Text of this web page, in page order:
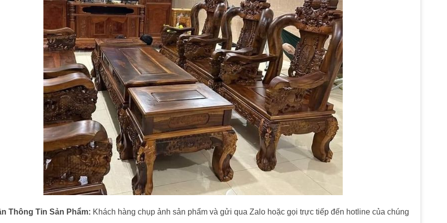
Thông Tin Sản Phẩm: Khách hàng chụp ảnh sản phẩm và gửi qua Zalo hoặc gọi trực tiếp đến hotline của chúng